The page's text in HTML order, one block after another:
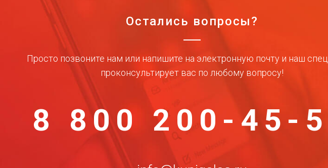
Остались вопросы?
Просто позвоните нам или напишите на электронную почту и наш
проконсультирует вас по любому вопросу!
8 800 200-45-